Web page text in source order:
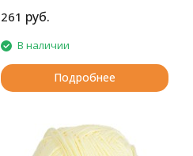
261 руб.
В наличии
Подробнее